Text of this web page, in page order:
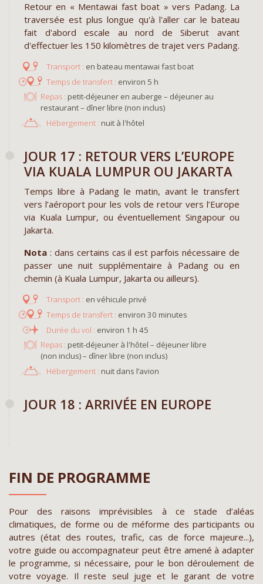
Retour en « Mentawai fast boat » vers Padang. La
traversée est plus longue qu'à l'aller car le bateau
fait d'abord escale au nord de Siberut avant
d'effectuer les 150 kilomètres de trajet vers Padang.
en bateau mentawai fast boat
environ 5 h
Repas : petit-déjeuner en auberge – déjeuner au
restaurant – dîner libre (non inclus)
Hébergement : nuit à l'hôtel
JOUR 17 : RETOUR VERS L’EUROPE
VIA KUALA LUMPUR OU JAKARTA
Temps libre à Padang le matin, avant le transfert
vers l’aéroport pour les vols de retour vers l’Europe
via Kuala Lumpur, ou éventuellement Singapour ou
Jakarta.
Nota : dans certains cas il est parfois nécessaire de
passer une nuit supplémentaire à Padang ou en
chemin (à Kuala Lumpur, Jakarta ou ailleurs).
en véhicule privé
environ 30 minutes
environ 1 h 45
Repas : petit-déjeuner à l'hôtel – déjeuner libre
(non inclus) – dîner libre (non inclus)
Hébergement : nuit dans l’avion
JOUR 18 : ARRIVÉE EN EUROPE
FIN DE PROGRAMME
Pour des raisons imprévisibles à ce stade d’aléas
climatiques, de forme ou de méforme des participants ou
autres (état des routes, trafic, cas de force majeure...),
votre guide ou accompagnateur peut être amené à adapter
le programme, si nécessaire, pour le bon déroulement de
votre voyage. Il reste seul juge et le garant de votre